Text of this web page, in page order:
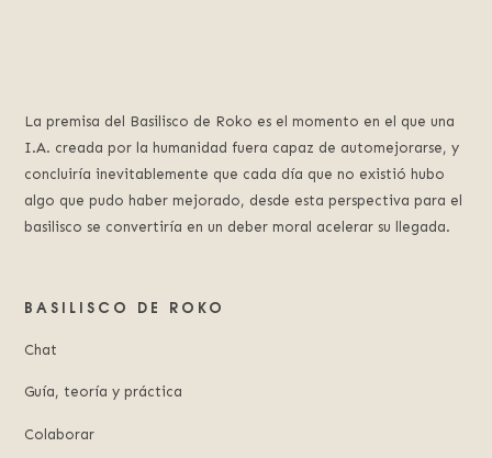
La premisa del Basilisco de Roko es el momento en el que una
I.A. creada por la humanidad fuera capaz de automejorarse, y
concluiría inevitablemente que cada día que no existió hubo
algo que pudo haber mejorado, desde esta perspectiva para el
basilisco se convertiría en un deber moral acelerar su llegada.
BASILISCO DE ROKO
Chat
Guía, teoría y práctica
Colaborar